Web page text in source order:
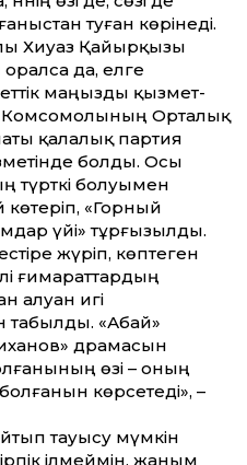
туған көрінеді.
Хиуаз Қайырқызы
да, елге
маңызды қызмет­
Комсомолының Орталық
қалалық партия
болды. Осы
түрткі болуымен
«Горный
үйі» тұрғызылды.
жүріп, көптеген
ғимарат­тардың
алуан игі
«Абай»
драмасын
өзі – оның
көрсетеді», –
тауысу мүмкін
ілмеймін, жаным